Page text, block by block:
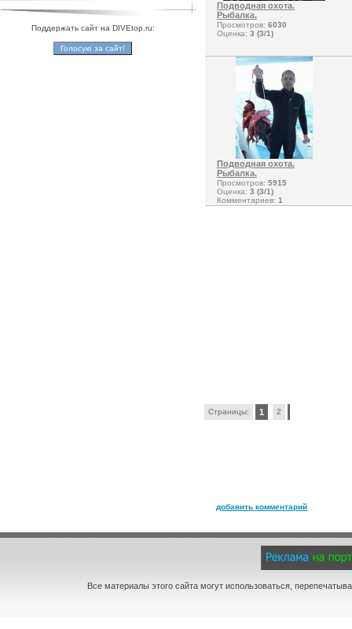
Поддержать сайт на DIVEtop.ru:
Подводная охота.
Рыбалка.
Просмотров: 6030
Оценка: 3 (3/1)
Подводная охота.
Рыбалка.
Просмотров: 5915
Оценка: 3 (3/1)
Комментариев: 1
Страницы: 1 2
добавить комментарий
Все материалы этого сайта могут использоваться,